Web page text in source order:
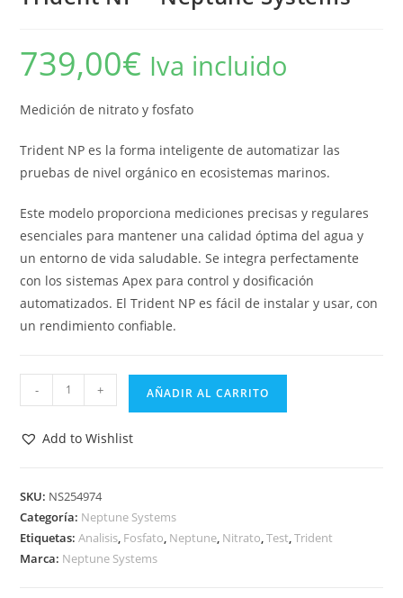
739,00€ Iva incluido
Medición de nitrato y fosfato
Trident NP es la forma inteligente de automatizar las
pruebas de nivel orgánico en ecosistemas marinos.
Este modelo proporciona mediciones precisas y regulares
esenciales para mantener una calidad óptima del agua y
un entorno de vida saludable. Se integra perfectamente
con los sistemas Apex para control y dosificación
automatizados. El Trident NP es fácil de instalar y usar, con
un rendimiento confiable.
NP
cantidad
- + AÑADIR AL CARRITO
Add to Wishlist
SKU: NS254974
Categoría: Neptune Systems
Etiquetas:Analisis, Fosfato, Neptune, Nitrato,Test,Trident
Marca: Neptune Systems